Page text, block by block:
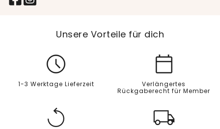
Unsere Vorteile für dich
1-3 Werktage Lieferzeit
Verlängertes
Rückgaberecht für Member